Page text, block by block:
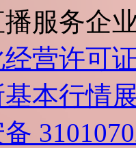
服务企
营许可
本行情